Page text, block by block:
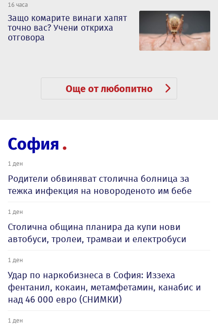
16 часа
Защо комарите винаги хапят
точно вас? Учени откриха
отговора
Още от любопитно
София
1 ден
Родители обвиняват столична болница за
тежка инфекция на новороденото им бебе
1 ден
Столична община планира да купи нови
автобуси, тролеи, трамваи и електробуси
1 ден
Удар по наркобизнеса в София: Иззеха
фентанил, кокаин, метамфетамин, канабис и
над 46 000 евро (СНИМКИ)
1 ден